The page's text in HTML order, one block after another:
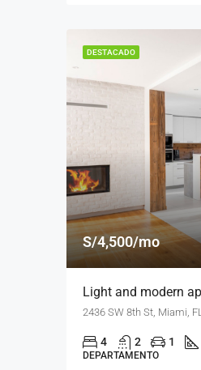
DESTACADO
S/4,500/mo
Light and modern
2436 SW 8th St, Miami,
4 2 1
DEPARTAMENTO